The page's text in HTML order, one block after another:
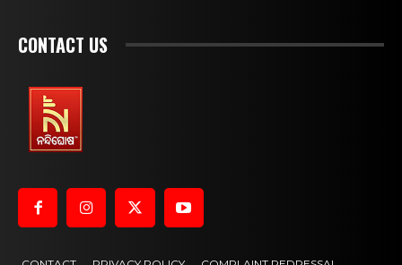
CONTACT US